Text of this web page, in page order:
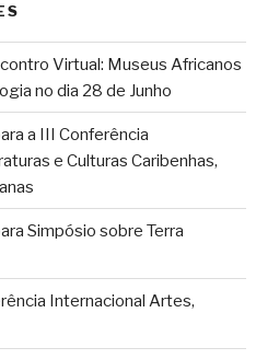
Virtual: Museus Africanos
no dia 28 de Junho
a III Conferência
e Culturas Caribenhas,
Simpósio sobre Terra
Internacional Artes,